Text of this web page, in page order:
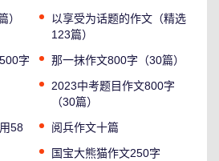
）
以享受为话题的作文（精选
123篇）
字
那一抹作文800字（30篇）
2023中考题目作文800字
（30篇）
58
阅兵作文十篇
国宝大熊猫作文250字